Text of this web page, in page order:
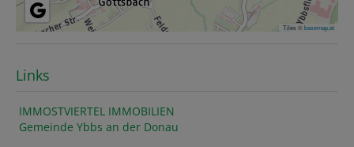
Tiles ©basemap.at
Links
IMMOSTVIERTEL IMMOBILIEN
Gemeinde Ybbs an der Donau